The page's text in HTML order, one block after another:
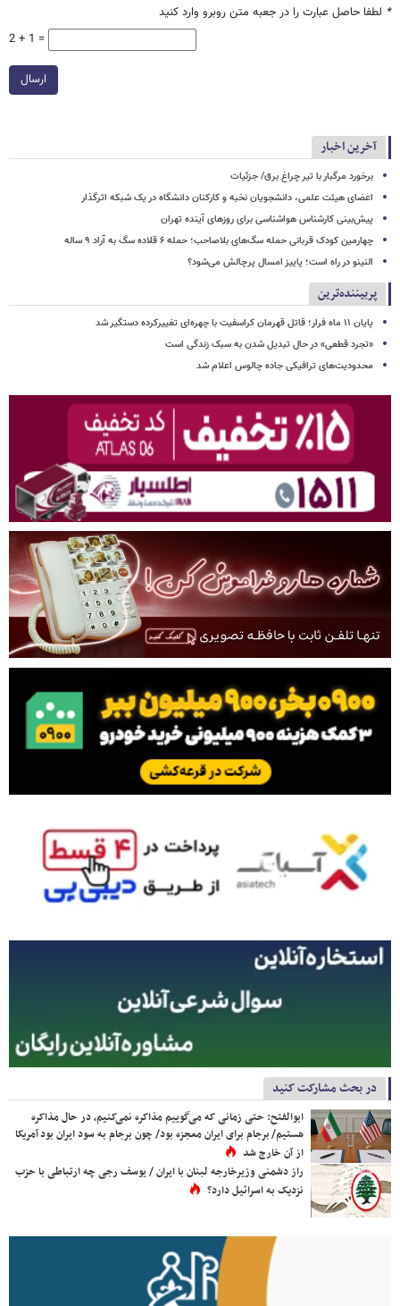
* لطفا حاصل عبارت را در جعبه متن روبرو وارد کنید
2 + 1 =
ارسال
آخرین اخبار
برخورد مرگبار با تیر چراغ برق/ جزئیات
اعضای هیئت علمی، دانشجویان نخبه و کارکنان دانشگاه در یک شبکه‌ اثرگذار
پیش‌بینی کارشناس هواشناسی برای روزهای آینده تهران
چهارمین کودک قربانی حمله سگ‌های بلاصاحب؛ حمله ۶ قلاده سگ به آراد ۹ ساله
النینو در راه است؛ پاییز امسال پرچالش می‌شود؟
پربیننده‌ترین
پایان ۱۱ ماه فرار؛ قاتل قهرمان کراسفیت با چهره‌ای تغییرکرده دستگیر شد
«تجرد قطعی» در حال تبدیل شدن به سبک زندگی است
محدودیت‌های ترافیکی جاده چالوس اعلام شد
در بحث مشارکت کنید
ابوالفتح: حتی زمانی که می‌گوییم مذاکره نمی‌کنیم، در حال مذاکره
هستیم/ برجام برای ایران معجزه بود/ چون برجام به سود ایران بود آمریکا
از آن خارج شد
راز دشمنی وزیرخارجه لبنان با ایران / یوسف رجی چه ارتباطی با حزب
نزدیک به اسرائیل دارد؟